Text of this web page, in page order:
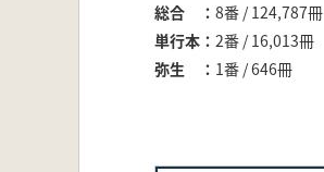
総合
8番 / 124,787冊
単行本
2番 / 16,013冊
弥生
1番 / 646冊